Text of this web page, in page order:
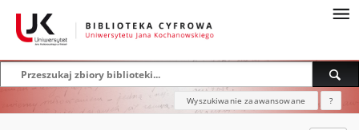
Wyszukiwanie zaawansowane ?